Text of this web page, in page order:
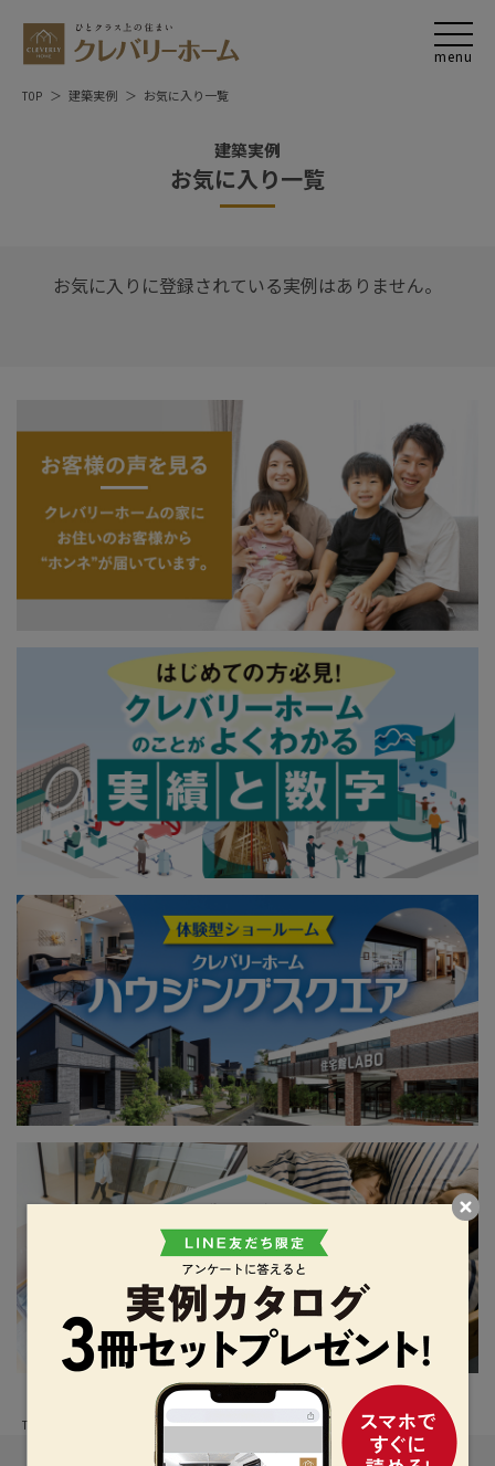
TOP 建築実例 お気に入り一覧
建築実例
お気に入り一覧
お気に入りに登録されている実例はありません。
TOP お気に入り一覧